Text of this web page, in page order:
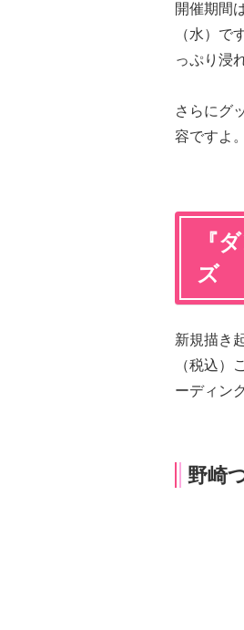
開催期間
（水）で
っぷり浸
さらにグ
容ですよ。
『
ズ
新規描き
（税込）
ーディン
野崎